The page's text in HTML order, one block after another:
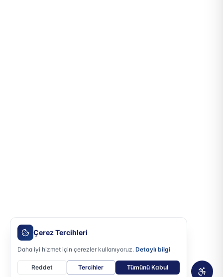
Çerez Tercihleri
Daha iyi hizmet için çerezler kullanıyoruz. Detaylı bilgi
Reddet Tercihler Tümünü Kabul